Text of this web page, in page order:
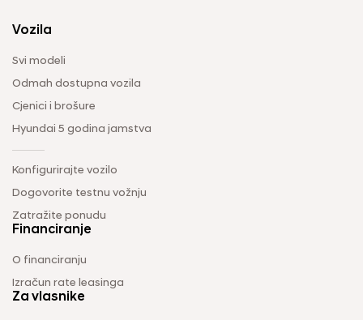
Vozila
Svi modeli
Odmah dostupna vozila
Cjenici i brošure
Hyundai 5 godina jamstva
Konfigurirajte vozilo
Dogovorite testnu vožnju
Zatražite ponudu
Financiranje
O financiranju
Izračun rate leasinga
Za vlasnike